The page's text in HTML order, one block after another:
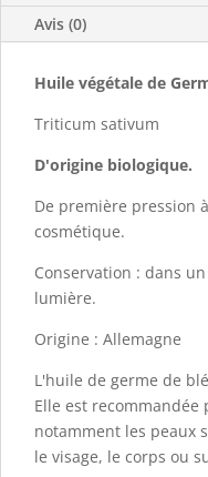
Avis (0)
Huile végétale de
Triticum sativum
D'origine biologique.
De première pression
cosmétique.
Conservation : dans
lumière.
Origine : Allemagne
L'huile de germe de
Elle est
notamment les peaux
le visage, le corps ou